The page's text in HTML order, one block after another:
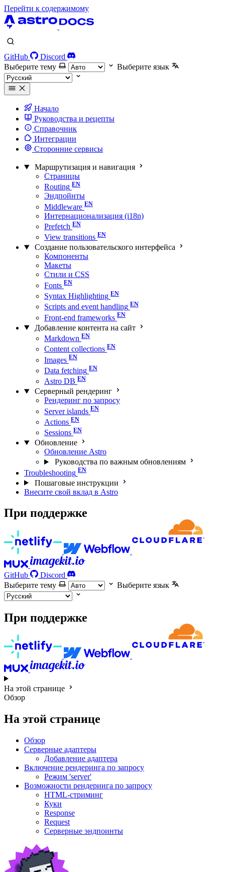
Перейти к содержимому
GitHub
Discord
Выберите тему
Выберите язык
Начало
Руководства и рецепты
Справочник
Интеграции
Сторонние сервисы
Маршрутизация и навигация
Страницы
Routing
Эндпойнты
Middleware
Интернационализация (i18n)
Prefetch
View transitions
Создание пользовательского интерфейса
Компоненты
Макеты
Стили и CSS
Fonts
Syntax Highlighting
Scripts and event handling
Front-end frameworks
Добавление контента на сайт
Markdown
Content collections
Images
Data fetching
Astro DB
Серверный рендеринг
Рендеринг по запросу
Server islands
Actions
Sessions
Обновление
Обновление Astro
Руководства по важным обновлениям
Troubleshooting
Пошаговые инструкции
Внесите свой вклад в Astro
При поддержке
GitHub
Discord
Выберите тему
Выберите язык
При поддержке
На этой странице
Обзор
На этой странице
Обзор
Серверные адаптеры
Добавление адаптера
Включение рендеринга по запросу
Режим 'server'
Возможности рендеринга по запросу
HTML-стриминг
Куки
Response
Request
Серверные эндпоинты